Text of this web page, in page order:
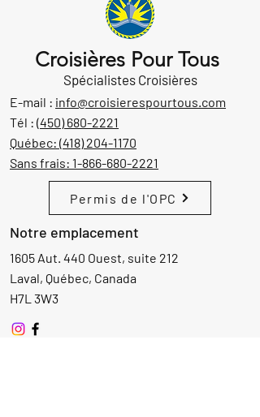
Croisières Pour Tous
Spécialistes Croisières
E-mail : info@croisierespourtous.com
Tél : (450) 680-2221
Québec: (418) 204-1170
Sans frais: 1-866-680-2221
Permis de l'OPC
Notre emplacement
1605 Aut. 440 Ouest, suite 212
Laval, Québec, Canada
H7L 3W3